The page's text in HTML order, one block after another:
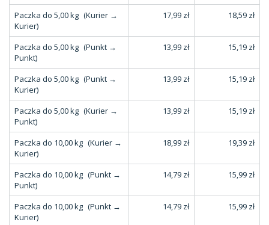
Paczka do 5,00 kg (Kurier →
Kurier)
17,99 zł 18,59 zł
Paczka do 5,00 kg (Punkt →
Punkt)
13,99 zł 15,19 zł
Paczka do 5,00 kg (Punkt →
Kurier)
13,99 zł 15,19 zł
Paczka do 5,00 kg (Kurier →
Punkt)
13,99 zł 15,19 zł
Paczka do 10,00 kg (Kurier →
Kurier)
18,99 zł 19,39 zł
Paczka do 10,00 kg (Punkt →
Punkt)
14,79 zł 15,99 zł
Paczka do 10,00 kg (Punkt →
Kurier)
14,79 zł 15,99 zł